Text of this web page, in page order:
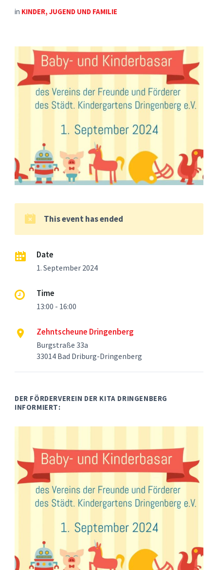
in KINDER, JUGEND UND FAMILIE
This event has ended
Date
1. September 2024
Time
13:00 - 16:00
Zehntscheune Dringenberg
Burgstraße 33a
33014 Bad Driburg-Dringenberg
DER FÖRDERVEREIN DER KITA DRINGENBERG
INFORMIERT: